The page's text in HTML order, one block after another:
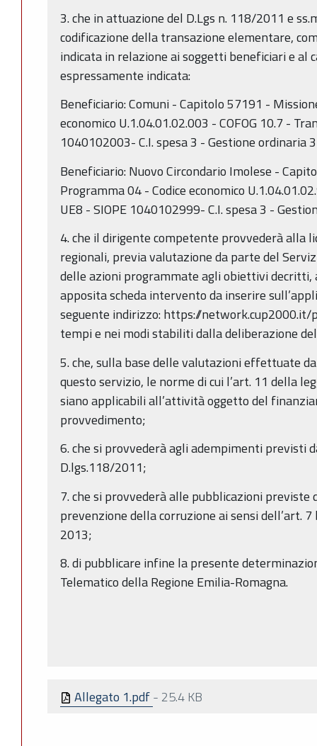
3. che in attuazione del D.Lgs n. 118/2011 e
codificazione della transazione elementare,
indicata in relazione ai soggetti beneficiari e al
espressamente indicata:
Beneficiario: Comuni - Capitolo 57191 -
economico U.1.04.01.02.003 - COFOG 10.7 -
1040102003- C.I. spesa 3 - Gestione ordinaria
Beneficiario: Nuovo Circondario Imolese -
Programma 04 - Codice economico
UE8 - SIOPE 1040102999- C.I. spesa 3 -
4. che il dirigente competente provvederà alla
regionali, previa valutazione da parte del
delle azioni programmate agli obiettivi decritti,
apposita scheda intervento da inserire
seguente indirizzo: https://
tempi e nei modi stabiliti dalla deliberazione
5. che, sulla base delle valutazioni effettuate
questo servizio, le norme di cui l’art. 11 della
siano applicabili all’attività oggetto del
provvedimento;
6. che si provvederà agli adempimenti previsti
D.lgs.118/2011;
7. che si provvederà alle pubblicazioni previste
prevenzione della corruzione ai sensi dell’art. 7
2013;
8. di pubblicare infine la presente
Telematico della Regione Emilia-Romagna.
Allegato 1.pdf- 25.4 KB